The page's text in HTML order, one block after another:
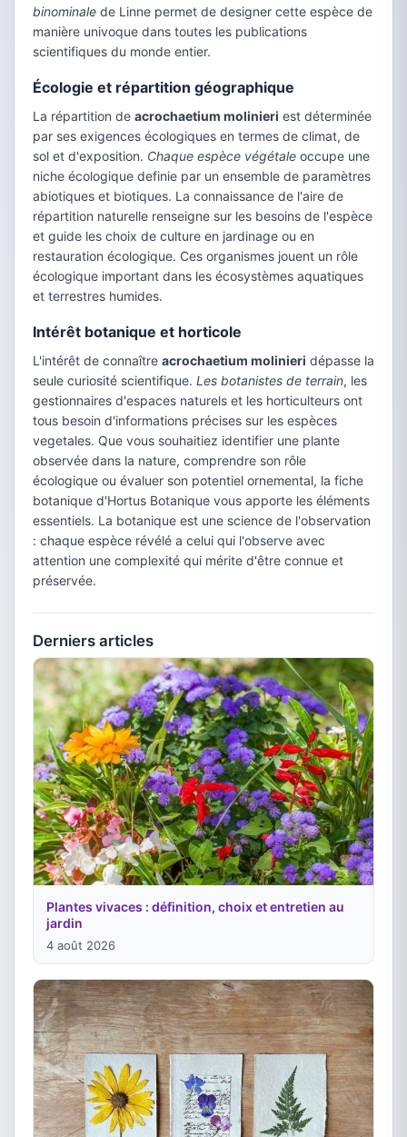
binominale de Linne permet de designer cette espèce de
manière univoque dans toutes les publications
scientifiques du monde entier.
Écologie et répartition géographique
La répartition de acrochaetium molinieri est déterminée
par ses exigences écologiques en termes de climat, de
sol et d'exposition. Chaque espèce végétale occupe une
niche écologique definie par un ensemble de paramètres
abiotiques et biotiques. La connaissance de l'aire de
répartition naturelle renseigne sur les besoins de l'espèce
et guide les choix de culture en jardinage ou en
restauration écologique. Ces organismes jouent un rôle
écologique important dans les écosystèmes aquatiques
et terrestres humides.
Intérêt botanique et horticole
L'intérêt de connaître acrochaetium molinieri dépasse la
seule curiosité scientifique. Les botanistes de terrain, les
gestionnaires d'espaces naturels et les horticulteurs ont
tous besoin d'informations précises sur les espèces
vegetales. Que vous souhaitiez identifier une plante
observée dans la nature, comprendre son rôle
écologique ou évaluer son potentiel ornemental, la fiche
botanique d'Hortus Botanique vous apporte les éléments
essentiels. La botanique est une science de l'observation
: chaque espèce révélé a celui qui l'observe avec
attention une complexité qui mérite d'être connue et
préservée.
Derniers articles
Plantes vivaces : définition, choix et entretien au
jardin
4 août 2026